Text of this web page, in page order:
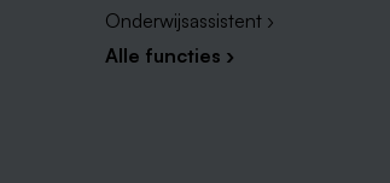
Onderwijsassistent ›
Alle functies ›